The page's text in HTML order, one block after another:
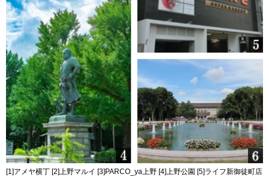
[1]アメヤ横丁 [2]上野マルイ [3]PARCO_ya上野 [4]上野公園 [5]ライフ新御徒町店